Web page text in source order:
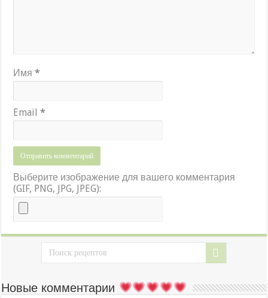
Имя*
Email*
Выберите изображение для вашего комментария
(GIF, PNG, JPG, JPEG):
Новые комментарии